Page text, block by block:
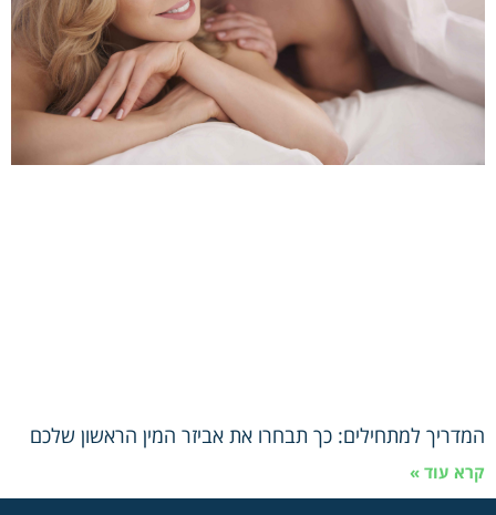
המדריך למתחילים: כך תבחרו את אביזר המין הראשון שלכם
קרא עוד »